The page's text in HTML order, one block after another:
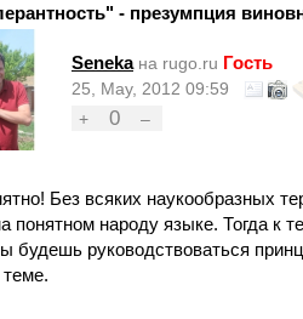
- презумпция
Seneka на rugo.ru Гость
25, May, 2012 09:59
+
0 –
Без всяких наукообразных
понятном народу языке. Тогда к
будешь руководствоваться